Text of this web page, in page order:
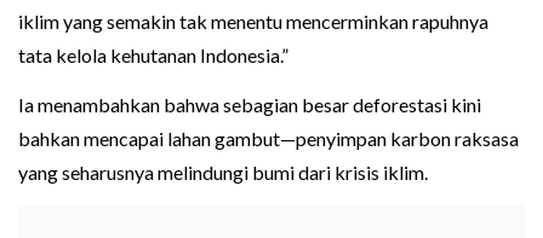
iklim yang semakin tak menentu mencerminkan rapuhnya
tata kelola kehutanan Indonesia.”
Ia menambahkan bahwa sebagian besar deforestasi kini
bahkan mencapai lahan gambut—penyimpan karbon raksasa
yang seharusnya melindungi bumi dari krisis iklim.